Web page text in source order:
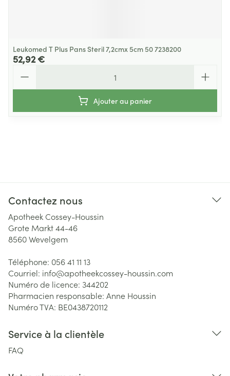
Leukomed T Plus Pans Steril 7,2cmx 5cm 50 7238200
52,92 €
Ajouter au panier
Contactez nous
Apotheek Cossey-Houssin
Grote Markt 44-46
8560Wevelgem
Téléphone: 056 41 11 13
Courriel: info@apotheekcossey-houssin.com
Numéro de licence: 344202
Pharmacien responsable: Anne Houssin
Numéro TVA: BE0438720112
Service à la clientèle
FAQ